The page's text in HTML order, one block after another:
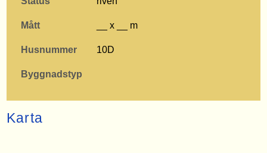
Mått __ x __ m
Husnummer 10D
Byggnadstyp
Karta